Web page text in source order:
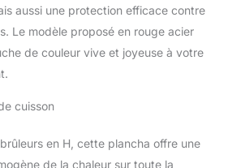
aussi une protection efficace contre
Le modèle proposé en rouge acier
de couleur vive et joyeuse à votre
cuisson
en H, cette plancha offre une
de la chaleur sur toute la